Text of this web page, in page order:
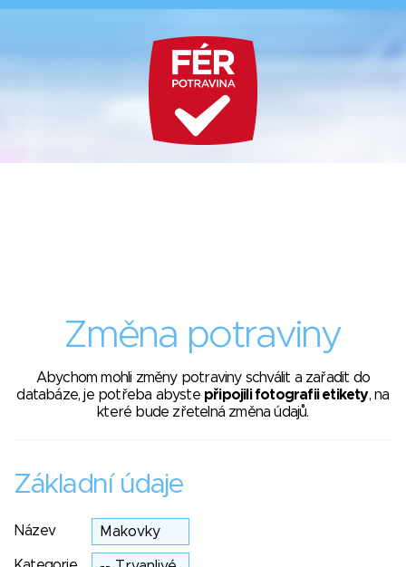
Změna potraviny
Abychom mohli změny potraviny schválit a zařadit do
databáze, je potřeba abyste připojili fotografii etikety, na
které bude zřetelná změna údajů.
Základní údaje
Název